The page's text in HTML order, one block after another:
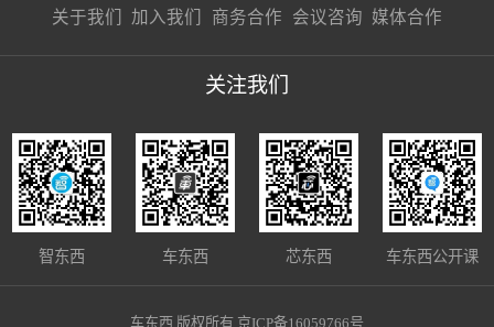
关于我们 加入我们
接扔简历
商务合作
接开聊
会议咨询 媒体合作
接开聊
关注我们
智东西 车东西 芯东西 车东西公开课
车东西 版权所有 京ICP备16059766号